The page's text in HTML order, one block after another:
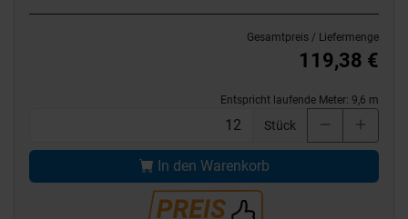
Gesamtpreis / Liefermenge
119,38 €
Entspricht laufende Meter: 9,6 m
Stück
In den Warenkorb